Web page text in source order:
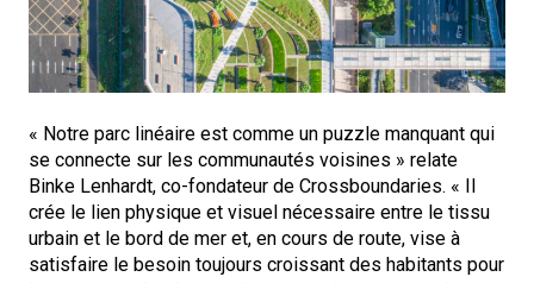
« Notre parc linéaire est comme un puzzle manquant qui
se connecte sur les communautés voisines » relate
Binke Lenhardt, co-fondateur de Crossboundaries. « Il
crée le lien physique et visuel nécessaire entre le tissu
urbain et le bord de mer et, en cours de route, vise à
satisfaire le besoin toujours croissant des habitants pour